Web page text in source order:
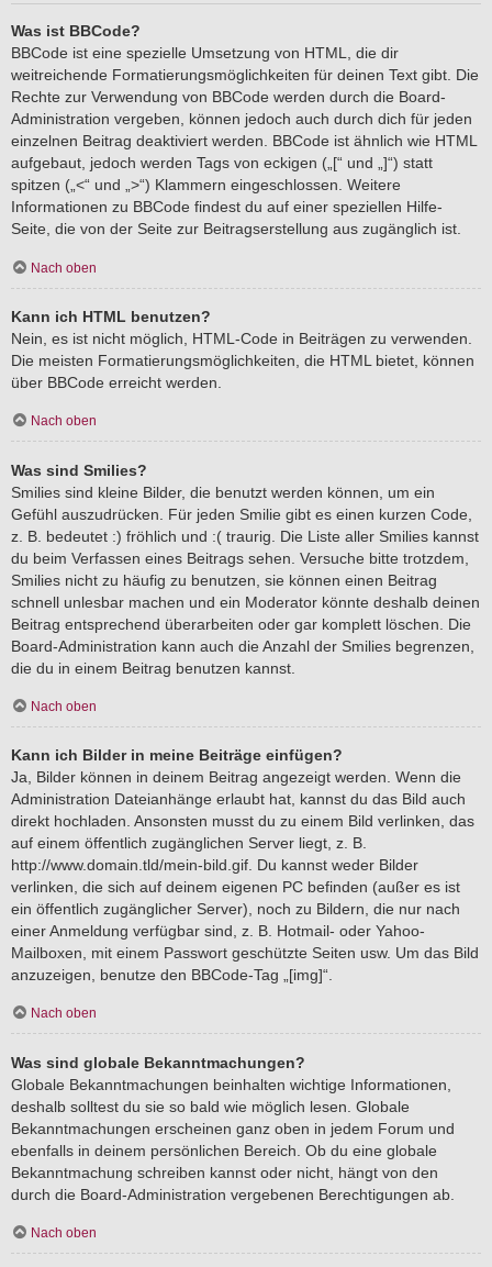
Was ist BBCode?
BBCode ist eine spezielle Umsetzung von HTML, die dir
weitreichende Formatierungsmöglichkeiten für deinen Text gibt. Die
Rechte zur Verwendung von BBCode werden durch die Board-
Administration vergeben, können jedoch auch durch dich für jeden
einzelnen Beitrag deaktiviert werden. BBCode ist ähnlich wie HTML
aufgebaut, jedoch werden Tags von eckigen („[“ und „]“) statt
spitzen („<“ und „>“) Klammern eingeschlossen. Weitere
Informationen zu BBCode findest du auf einer speziellen Hilfe-
Seite, die von der Seite zur Beitragserstellung aus zugänglich ist.
Nach oben
Kann ich HTML benutzen?
Nein, es ist nicht möglich, HTML-Code in Beiträgen zu verwenden.
Die meisten Formatierungsmöglichkeiten, die HTML bietet, können
über BBCode erreicht werden.
Nach oben
Was sind Smilies?
Smilies sind kleine Bilder, die benutzt werden können, um ein
Gefühl auszudrücken. Für jeden Smilie gibt es einen kurzen Code,
z. B. bedeutet :) fröhlich und :( traurig. Die Liste aller Smilies kannst
du beim Verfassen eines Beitrags sehen. Versuche bitte trotzdem,
Smilies nicht zu häufig zu benutzen, sie können einen Beitrag
schnell unlesbar machen und ein Moderator könnte deshalb deinen
Beitrag entsprechend überarbeiten oder gar komplett löschen. Die
Board-Administration kann auch die Anzahl der Smilies begrenzen,
die du in einem Beitrag benutzen kannst.
Nach oben
Kann ich Bilder in meine Beiträge einfügen?
Ja, Bilder können in deinem Beitrag angezeigt werden. Wenn die
Administration Dateianhänge erlaubt hat, kannst du das Bild auch
direkt hochladen. Ansonsten musst du zu einem Bild verlinken, das
auf einem öffentlich zugänglichen Server liegt, z. B.
http://www.domain.tld/mein-bild.gif. Du kannst weder Bilder
verlinken, die sich auf deinem eigenen PC befinden (außer es ist
ein öffentlich zugänglicher Server), noch zu Bildern, die nur nach
einer Anmeldung verfügbar sind, z. B. Hotmail- oder Yahoo-
Mailboxen, mit einem Passwort geschützte Seiten usw. Um das Bild
anzuzeigen, benutze den BBCode-Tag „[img]“.
Nach oben
Was sind globale Bekanntmachungen?
Globale Bekanntmachungen beinhalten wichtige Informationen,
deshalb solltest du sie so bald wie möglich lesen. Globale
Bekanntmachungen erscheinen ganz oben in jedem Forum und
ebenfalls in deinem persönlichen Bereich. Ob du eine globale
Bekanntmachung schreiben kannst oder nicht, hängt von den
durch die Board-Administration vergebenen Berechtigungen ab.
Nach oben